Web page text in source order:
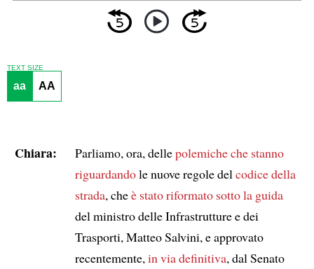
TEXT SIZE
aa AA
Chiara: Parliamo, ora, dellepolemicheche stanno
riguardandole nuove regole del codice della
strada, cheè stato riformato sotto la guida
del ministro delle Infrastrutture e dei
Trasporti, Matteo Salvini, e approvato
recentemente, in via definitiva, dal Senato